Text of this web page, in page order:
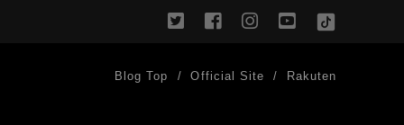
twitterfacebookinstagram
youtube
TikTok
Blog Top Official Site Rakuten